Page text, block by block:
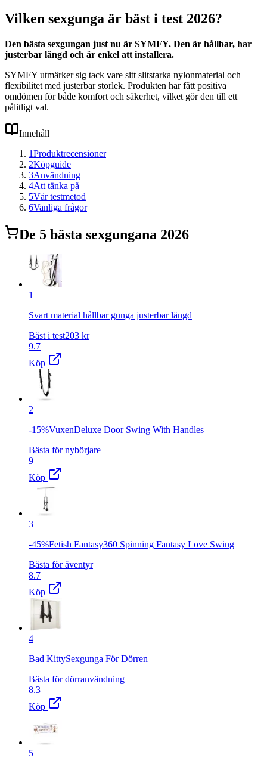
Vilken sexgunga är bäst i test 2026?
Den bästa sexgungan just nu är SYMFY. Den är hållbar, har
justerbar längd och är enkel att installera.
SYMFY utmärker sig tack vare sitt slitstarka nylonmaterial och
flexibilitet med justerbar storlek. Produkten har fått positiva
omdömen för både komfort och säkerhet, vilket gör den till ett
pålitligt val.
Innehåll
1Produktrecensioner
2Köpguide
3Användning
4Att tänka på
5Vår testmetod
6Vanliga frågor
De 5 bästa sexgungana 2026
1
Svart material hållbar gunga justerbar längd
Bäst i test203 kr
9.7
Köp
2
-15%VuxenDeluxe Door Swing With Handles
Bästa för nybörjare
9
Köp
3
-45%Fetish Fantasy360 Spinning Fantasy Love Swing
Bästa för äventyr
8.7
Köp
4
Bad KittySexgunga För Dörren
Bästa för dörranvändning
8.3
Köp
5